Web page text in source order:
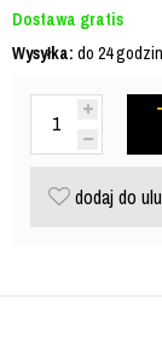
Dostawa gratis
Wysyłka: do 24 godzin
dodaj do